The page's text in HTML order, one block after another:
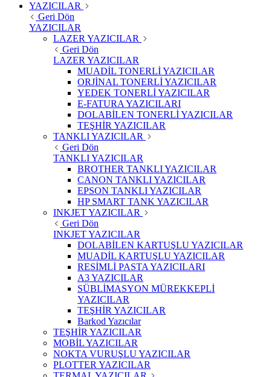
YAZICILAR
Geri Dön
YAZICILAR
LAZER YAZICILAR
Geri Dön
LAZER YAZICILAR
MUADİL TONERLİ YAZICILAR
ORJİNAL TONERLİ YAZICILAR
YEDEK TONERLİ YAZICILAR
E-FATURA YAZICILARI
DOLABİLEN TONERLİ YAZICILAR
TEŞHİR YAZICILAR
TANKLI YAZICILAR
Geri Dön
TANKLI YAZICILAR
BROTHER TANKLI YAZICILAR
CANON TANKLI YAZICILAR
EPSON TANKLI YAZICILAR
HP SMART TANK YAZICILAR
INKJET YAZICILAR
Geri Dön
INKJET YAZICILAR
DOLABİLEN KARTUŞLU YAZICILAR
MUADİL KARTUŞLU YAZICILAR
RESİMLİ PASTA YAZICILARI
A3 YAZICILAR
SÜBLİMASYON MÜREKKEPLİ
YAZICILAR
TEŞHİR YAZICILAR
Barkod Yazıcılar
TEŞHİR YAZICILAR
MOBİL YAZICILAR
NOKTA VURUŞLU YAZICILAR
PLOTTER YAZICILAR